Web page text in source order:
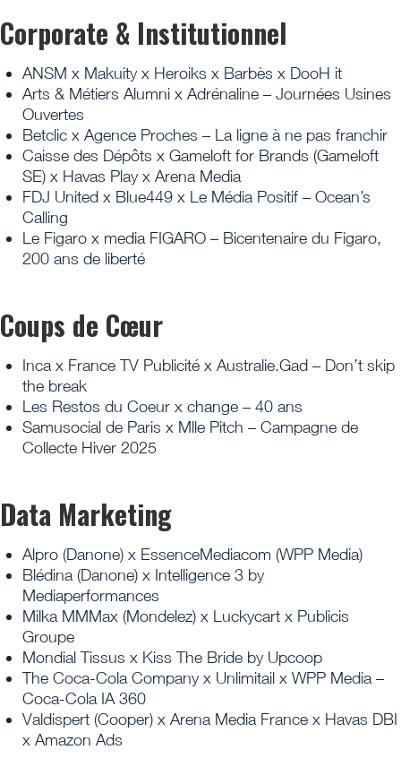
Corporate & Institutionnel
ANSM x Makuity x Heroiks x Barbès x DooH it
Arts & Métiers Alumni x Adrénaline – Journées Usines
Ouvertes
Betclic x Agence Proches – La ligne à ne pas franchir
Caisse des Dépôts x Gameloft for Brands (Gameloft
SE) x Havas Play x Arena Media
FDJ United x Blue449 x Le Média Positif – Ocean’s
Calling
Le Figaro x media FIGARO – Bicentenaire du Figaro,
200 ans de liberté
Coups de Cœur
Inca x France TV Publicité x Australie.Gad – Don’t skip
the break
Les Restos du Coeur x change – 40 ans
Samusocial de Paris x Mlle Pitch – Campagne de
Collecte Hiver 2025
Data Marketing
Alpro (Danone) x EssenceMediacom (WPP Media)
Blédina (Danone) x Intelligence 3 by
Mediaperformances
Milka MMMax (Mondelez) x Luckycart x Publicis
Groupe
Mondial Tissus x Kiss The Bride by Upcoop
The Coca-Cola Company x Unlimitail x WPP Media –
Coca-Cola IA 360
Valdispert (Cooper) x Arena Media France x Havas DBI
x Amazon Ads